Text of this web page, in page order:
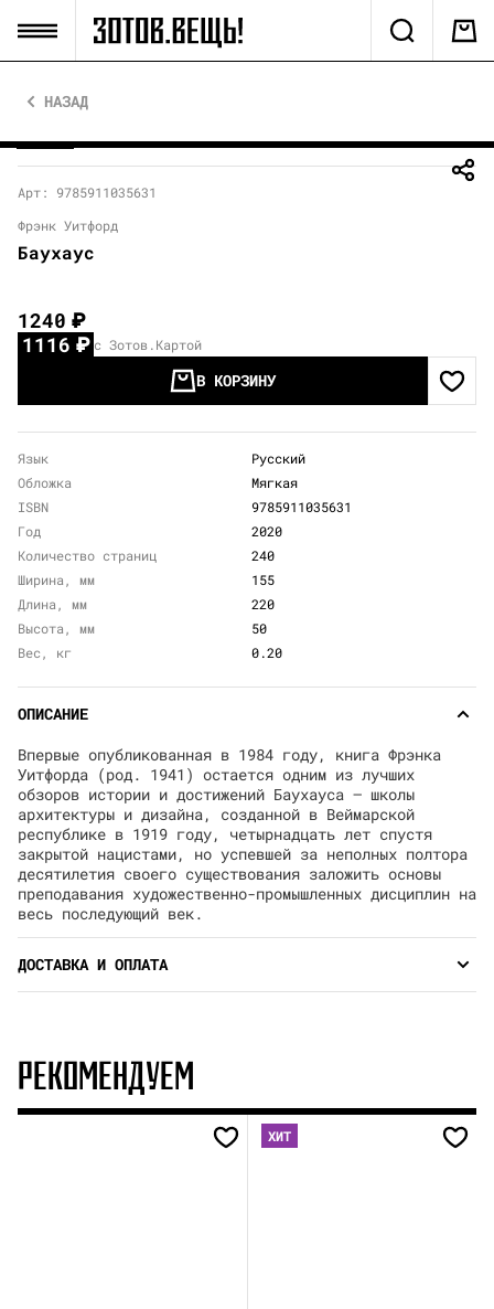
НАЗАД
Арт: 9785911035631
Фрэнк Уитфорд
Баухаус
1240₽
1116₽ с Зотов.Картой
В КОРЗИНУ
Язык
Русский
Обложка
Мягкая
ISBN
9785911035631
Год
2020
Количество страниц
240
Ширина, мм
155
Длина, мм
220
Высота, мм
50
Вес, кг
0.20
ОПИСАНИЕ
Впервые опубликованная в 1984 году, книга Фрэнка
Уитфорда (род. 1941) остается одним из лучших
обзоров истории и достижений Баухауса — школы
архитектуры и дизайна, созданной в Веймарской
республике в 1919 году, четырнадцать лет спустя
закрытой нацистами, но успевшей за неполных полтора
десятилетия своего существования заложить основы
преподавания художественно-промышленных дисциплин на
весь последующий век.
ДОСТАВКА И ОПЛАТА
РЕКОМЕНДУЕМ
ХИТ